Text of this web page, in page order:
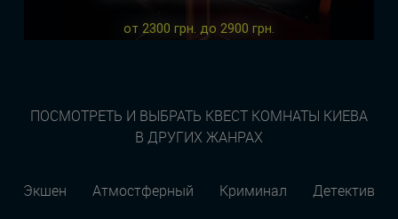
от 2300 грн. до 2900 грн.
ПОСМОТРЕТЬ И ВЫБРАТЬ КВЕСТ КОМНАТЫ КИЕВА
В ДРУГИХ ЖАНРАХ
Экшен Атмостферный Криминал Детектив